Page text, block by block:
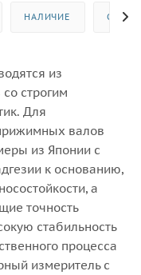
НАЛИЧИЕ
из
строгим
Для
валов
из Японии с
к основанию,
а
точность
стабильность
процесса
измеритель с